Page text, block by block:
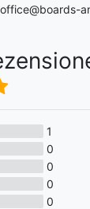
office@boards-
1
0
0
0
0